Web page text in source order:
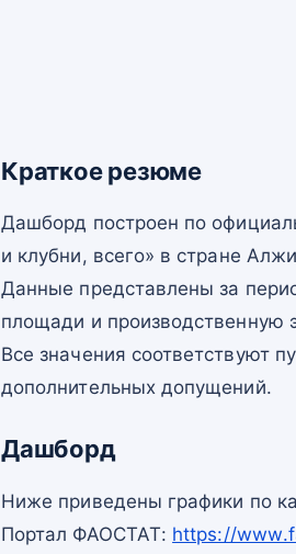
Краткое резюме
Дашборд построен по
и клубни, всего» в стране
Данные представлены за
площади и производственную
Все значения соответствуют
дополнительных допущений.
Дашборд
Ниже приведены графики по
Портал ФАОСТАТ: https://